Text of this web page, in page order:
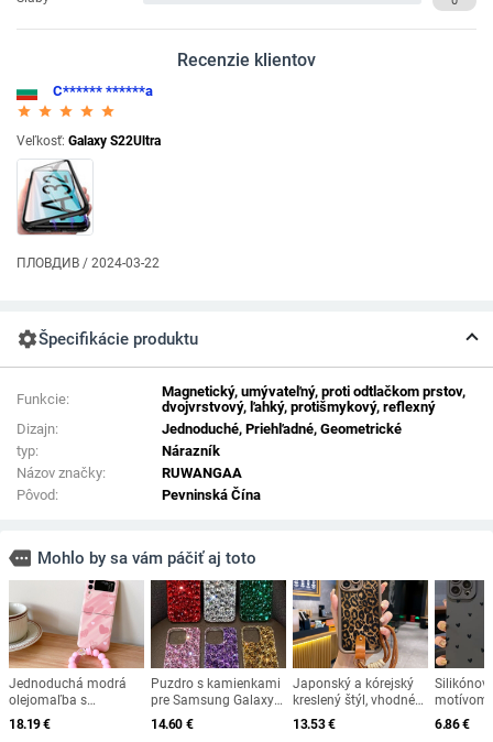
Recenzie klientov
С****** ******а
star_rate
star_rate
star_rate
star_rate
star_rate
Veľkosť: Galaxy S22Ultra
ПЛОВДИВ / 2024-03-22
settingsŠpecifikácie produktu
Funkcie:
Magnetický, umývateľný, proti odtlačkom prstov,
dvojvrstvový, ľahký, protišmykový, reflexný
Dizajn:
Jednoduché, Priehľadné, Geometrické
typ:
Nárazník
Názov značky:
RUWANGAA
Pôvod:
Pevninská Čína
more Mohlo by sa vám páčiť aj toto
Jednoduchá modrá
olejomaľba s
ľúbostným srdcom,
vhodná pre puzdro na
18.19€
Puzdro s kamienkami
pre Samsung Galaxy
S25 S24 S23 S22 S21
S20 Ultra Plus FE S10
14.60 €
Japonský a kórejský
kreslený štýl, vhodné
pre puzdro na mobilný
telefón Samsung A16,
13.53€
motívom
A34,
6.86€